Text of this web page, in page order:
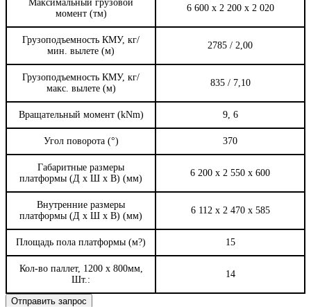
Максимальный грузовой
момент (тм)
6 600 х 2 200 х 2 020
Грузоподъемность КМУ, кг/
мин. вылете (м)
2785 / 2,00
Грузоподъемность КМУ, кг/
макс. вылете (м)
835 / 7,10
Вращательный момент (kNm) 9, 6
Угол поворота (°) 370
Габаритные размеры
платформы (Д х Ш х В) (мм)
6 200 х 2 550 х 600
Внутренние размеры
платформы (Д х Ш х В) (мм)
6 112 x 2 470 x 585
Площадь пола платформы (м?) 15
Кол-во паллет, 1200 х 800мм,
Шт.:
14
Отправить запрос